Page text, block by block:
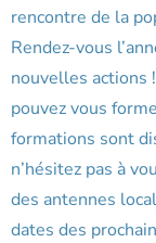
rencontre de la
Rendez-vous
nouvelles actions
pouvez vous
formations sont
n’hésitez pas à
des antennes
dates des